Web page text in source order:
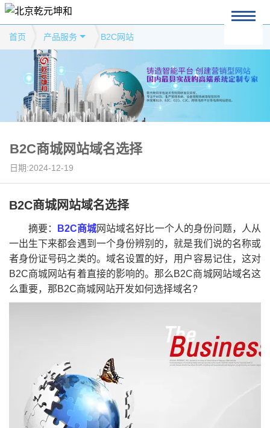
首页 产品服务 B2C网站
B2C商城网站域名选择
日期:2024-12-19
B2C商城网站域名选择
摘要： B2C商城网站域名好比一个人的身份问题，人从
一出生下来都会遇到一个身份辨别的，就是我们说的名称或
者身份证号码之类的。域名设置的好，用户容易记住，这对
B2C商城网站有着直接的影响的。那么B2C商城网站域名这
么重要，那B2C商城网站开发如何选择域名?